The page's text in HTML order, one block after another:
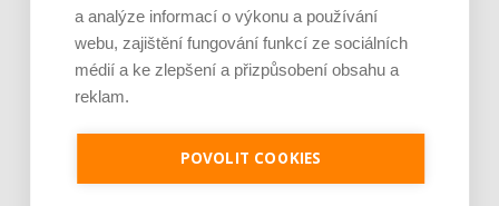
Je jen pro sportovce, přiberu po něm a ve
v oblasti zdraví, výživy i dlouhověkosti. Přesto
se o ně...
a analýze informací o výkonu a používání
webu, zajištění fungování funkcí ze sociálních
médií a ke zlepšení a přizpůsobení obsahu a
reklam.
POVOLIT COOKIES